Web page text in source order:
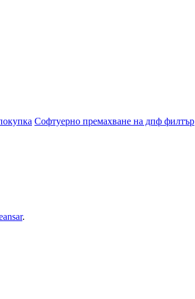
Софтуерно премахване на дпф филтър
.